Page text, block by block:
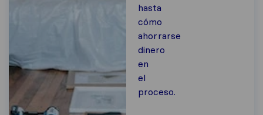
hasta
cómo
ahorrarse
dinero
en
el
proceso.